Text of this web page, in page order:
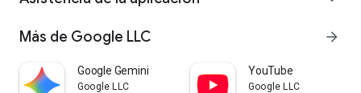
Más de Google LLC arrow_forward
Google Gemini
Google LLC
YouTube
Google LLC